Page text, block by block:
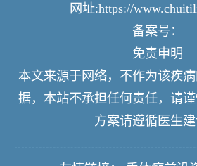
网址:https://
备案号：
免责申明
本文来源于网络，不作为该疾
据，本站不承担任何责任，请
方案请遵循医生建